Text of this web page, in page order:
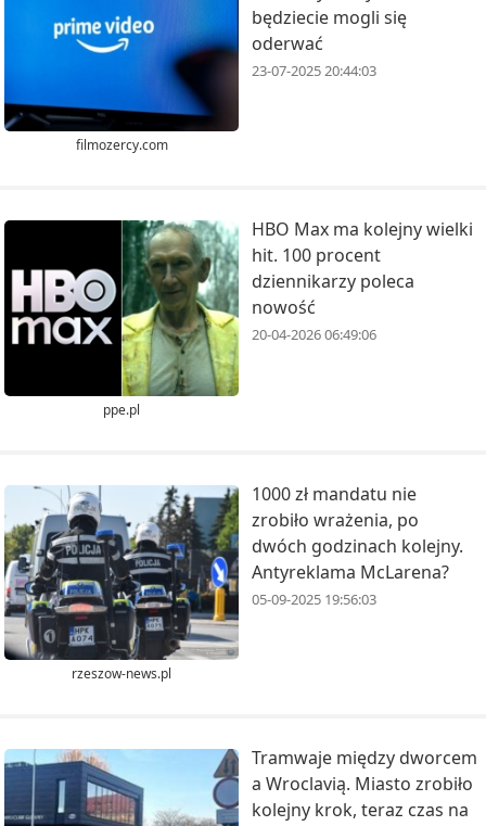
filmozercy.com
będziecie mogli się
oderwać
23-07-2025 20:44:03
ppe.pl
HBO Max ma kolejny wielki
hit. 100 procent
dziennikarzy poleca
nowość
20-04-2026 06:49:06
rzeszow-news.pl
1000 zł mandatu nie
zrobiło wrażenia, po
dwóch godzinach kolejny.
Antyreklama McLarena?
05-09-2025 19:56:03
Tramwaje między dworcem
a Wroclavią. Miasto zrobiło
kolejny krok, teraz czas na